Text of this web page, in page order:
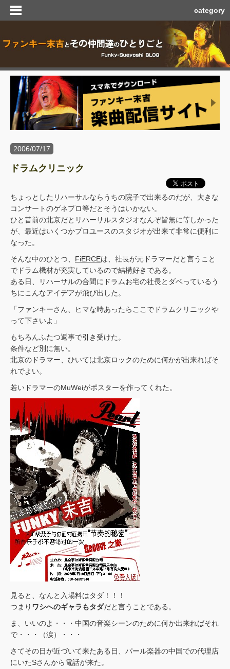
category
2006/07/17
ドラムクリニック
ちょっとしたリハーサルならうちの院子で出来るのだが、大きな
コンサートのゲネプロ等だとそうはいかない。
ひと昔前の北京だとリハーサルスタジオなんぞ皆無に等しかった
が、最近はいくつかプロユースのスタジオが出来て非常に便利に
なった。
そんな中のひとつ、 FiERCEは、社長が元ドラマーだと言うこと
でドラム機材が充実しているので結構好きである。
ある日、リハーサルの合間にドラムお宅の社長とダベっているう
ちにこんなアイデアが飛び出した。
「ファンキーさん、ヒマな時あったらここでドラムクリニックや
って下さいよ」
もちろんふたつ返事で引き受けた。
条件など別に無い。
北京のドラマー、ひいては北京ロックのために何かが出来ればそ
れでよい。
若いドラマーのMuWeiがポスターを作ってくれた。
見ると、なんと入場料はタダ！！！
つまり ワシへのギャラもタダだと言うことである。
ま、いいのよ・・・中国の音楽シーンのために何か出来ればそれ
で・・・（涙）・・・
さてその日が近づいて来たある日、パール楽器の中国での代理店
にいたSさんから電話が来た。